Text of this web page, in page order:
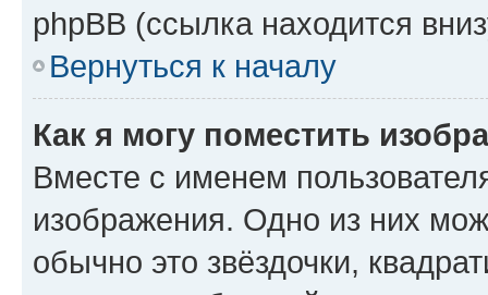
phpBB (ссылка находится
Вернуться к началу
Как я могу поместить
Вместе с именем
изображения. Одно из них
обычно это звёздочки,